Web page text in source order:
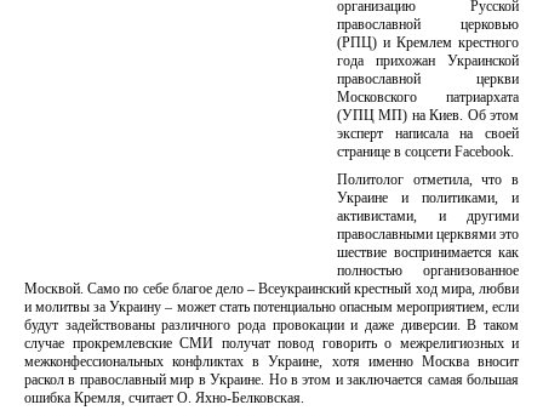
организацию Русской
православной церковью
(РПЦ) и Кремлем крестного
года прихожан Украинской
православной церкви
Московского патриархата
(УПЦ МП) на Киев. Об этом
эксперт написала на своей
странице в соцсети Facebook.
Политолог отметила, что в
Украине и политиками, и
активистами, и другими
православными церквями это
шествие воспринимается как
полностью организованное
Москвой. Само по себе благое дело – Всеукраинский крестный ход мира, любви
и молитвы за Украину – может стать потенциально опасным мероприятием, если
будут задействованы различного рода провокации и даже диверсии. В таком
случае прокремлевские СМИ получат повод говорить о межрелигиозных и
межконфессиональных конфликтах в Украине, хотя именно Москва вносит
раскол в православный мир в Украине. Но в этом и заключается самая большая
ошибка Кремля, считает О. Яхно-Белковская.